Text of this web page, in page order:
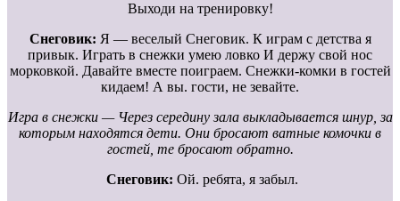
Выходи на тренировку!
Снеговик: Я — веселый Снеговик. К играм с детства я
привык. Играть в снежки умею ловко И держу свой нос
морковкой. Давайте вместе поиграем. Снежки-комки в гостей
кидаем! А вы. гости, не зевайте.
Игра в снежки — Через середину зала выкладывается шнур, за
которым находятся дети. Они бросают ватные комочки в
гостей, те бросают обратно.
Снеговик: Ой. ребята, я забыл.